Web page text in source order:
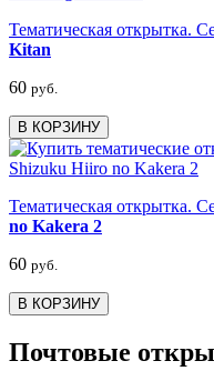
Тематическая открытка.
Kitan
60 руб.
В КОРЗИНУ
Тематическая открытка.
no Kakera 2
60 руб.
В КОРЗИНУ
Почтовые